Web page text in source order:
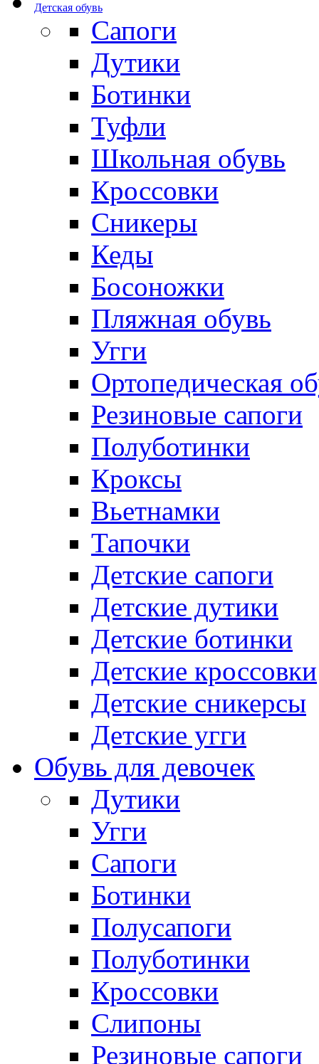
Детская обувь
Сапоги
Дутики
Ботинки
Туфли
Школьная обувь
Кроссовки
Сникеры
Кеды
Босоножки
Пляжная обувь
Угги
Ортопедическая
Резиновые сапоги
Полуботинки
Кроксы
Вьетнамки
Тапочки
Детские сапоги
Детские дутики
Детские ботинки
Детские кроссовки
Детские сникерсы
Детские угги
Обувь для девочек
Дутики
Угги
Сапоги
Ботинки
Полусапоги
Полуботинки
Кроссовки
Слипоны
Резиновые сапоги